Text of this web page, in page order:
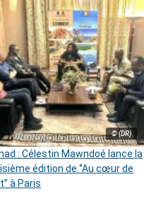
© (DR)
: Célestin Mawndoé lance la
édition de ‘’Au cœur de
à Paris